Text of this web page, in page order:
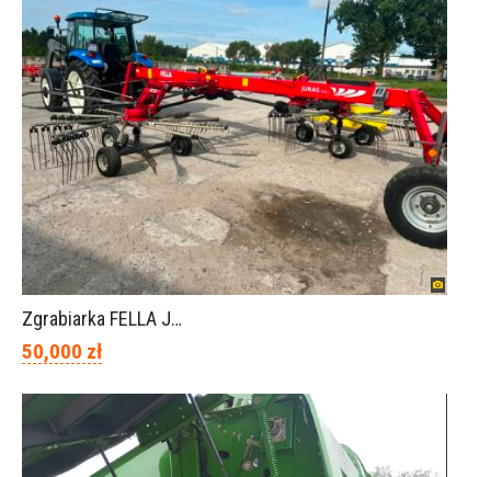
Zgrabiarka FELLA JURA 1402
50,000 zł